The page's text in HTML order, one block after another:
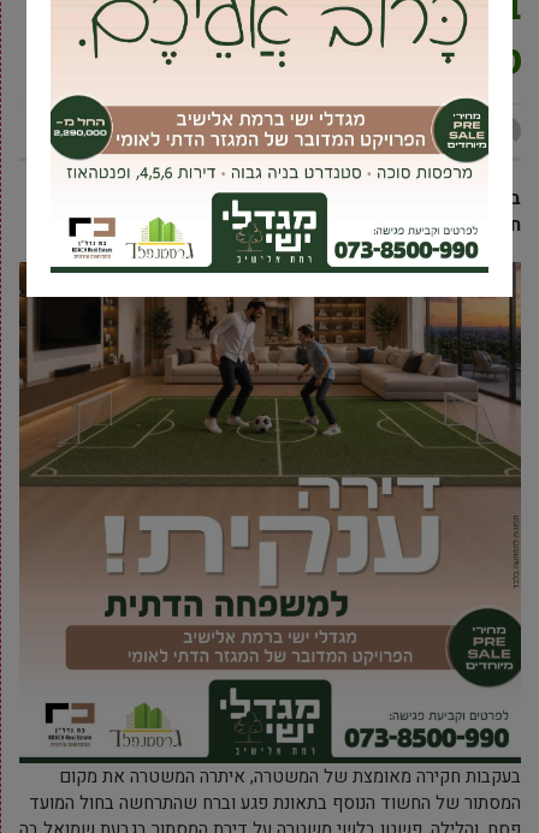
מסתור בגבעת שמואל
אביעד ברטוב 6 מאי, 2019
בתום פעילות משטרתית מאומצת נעצר הלילה בדירת מסתור
חשוד נוסף בתאונת פגע וברח שהתרחשה ביום 21.4.19
בעקבות חקירה מאומצת של המשטרה, איתרה המשטרה את מקום
המסתור של החשוד הנוסף בתאונת פגע וברח שהתרחשה בחול המועד